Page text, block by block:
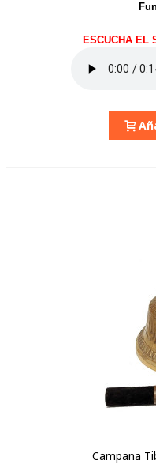
ESCUCHA EL
Campana